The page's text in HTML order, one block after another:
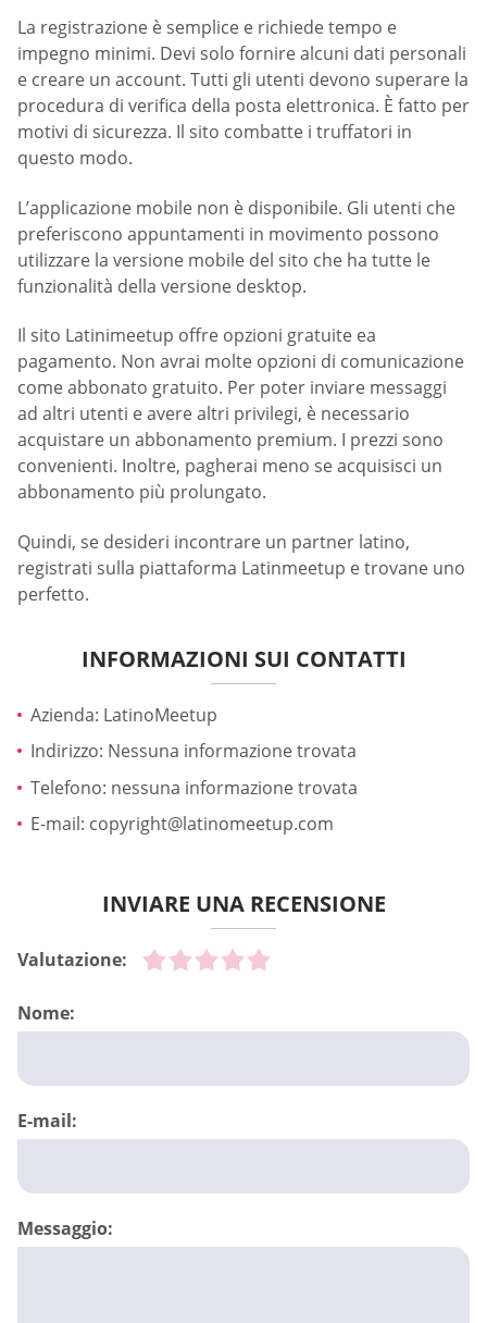
La registrazione è semplice e richiede tempo e
impegno minimi. Devi solo fornire alcuni dati personali
e creare un account. Tutti gli utenti devono superare la
procedura di verifica della posta elettronica. È fatto per
motivi di sicurezza. Il sito combatte i truffatori in
questo modo.
L’applicazione mobile non è disponibile. Gli utenti che
preferiscono appuntamenti in movimento possono
utilizzare la versione mobile del sito che ha tutte le
funzionalità della versione desktop.
Il sito Latinimeetup offre opzioni gratuite ea
pagamento. Non avrai molte opzioni di comunicazione
come abbonato gratuito. Per poter inviare messaggi
ad altri utenti e avere altri privilegi, è necessario
acquistare un abbonamento premium. I prezzi sono
convenienti. Inoltre, pagherai meno se acquisisci un
abbonamento più prolungato.
Quindi, se desideri incontrare un partner latino,
registrati sulla piattaforma Latinmeetup e trovane uno
perfetto.
INFORMAZIONI SUI CONTATTI
Azienda: LatinoMeetup
Indirizzo: Nessuna informazione trovata
Telefono: nessuna informazione trovata
E-mail: copyright@latinomeetup.com
INVIARE UNA RECENSIONE
Valutazione:
Nome:
E-mail:
Messaggio: